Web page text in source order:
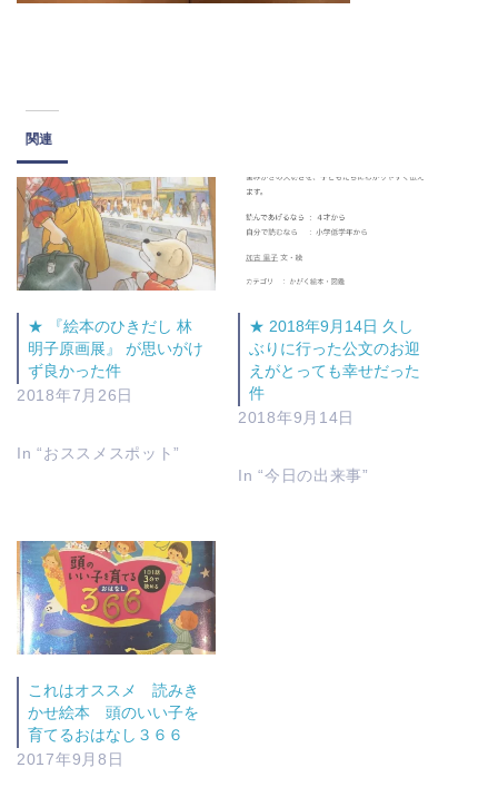
関連
★ 『絵本のひきだし 林
明子原画展』 が思いがけ
ず良かった件
2018年7月26日
In “おススメスポット”
★ 2018年9月14日 久し
ぶりに行った公文のお迎
えがとっても幸せだった
件
2018年9月14日
In “今日の出来事”
これはオススメ 読みき
かせ絵本 頭のいい子を
育てるおはなし３６６
2017年9月8日